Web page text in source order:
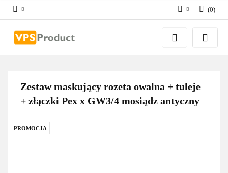
Zaloguj się
Zarejestruj się
(0)
Zestaw maskujący rozeta owalna + tuleje
+ złączki Pex x GW3/4 mosiądz antyczny
PROMOCJA